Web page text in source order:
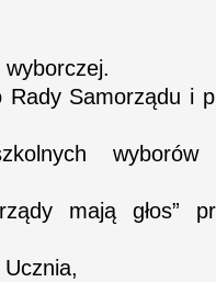
Samorządu i
mają głos”